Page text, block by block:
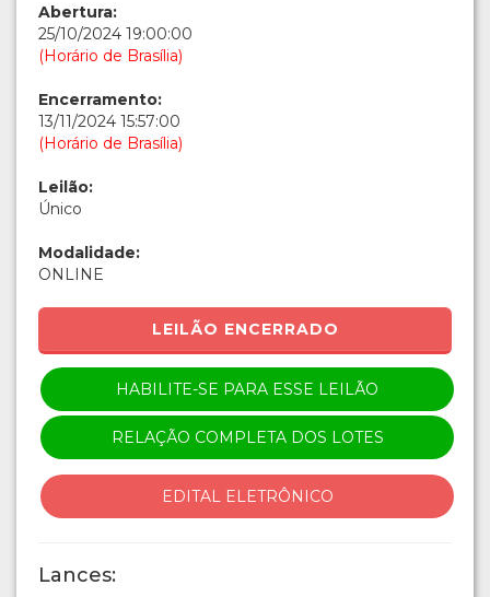
Abertura:
25/10/2024 19:00:00
(Horário de Brasília)
Encerramento:
13/11/2024 15:57:00
(Horário de Brasília)
Leilão:
Único
Modalidade:
ONLINE
LEILÃO ENCERRADO
HABILITE-SE PARA ESSE LEILÃO
RELAÇÃO COMPLETA DOS LOTES
EDITAL ELETRÔNICO
Lances: